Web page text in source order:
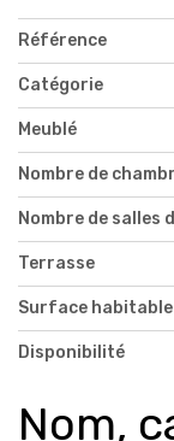
Référence
Catégorie
Meublé
Nombre de
Nombre de salles
Terrasse
Surface habitable
Disponibilité
Nom,